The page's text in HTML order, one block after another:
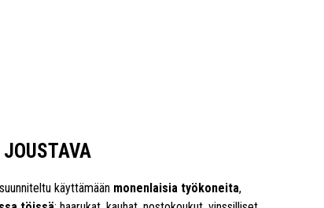
käyttämään monenlaisia työkoneita,